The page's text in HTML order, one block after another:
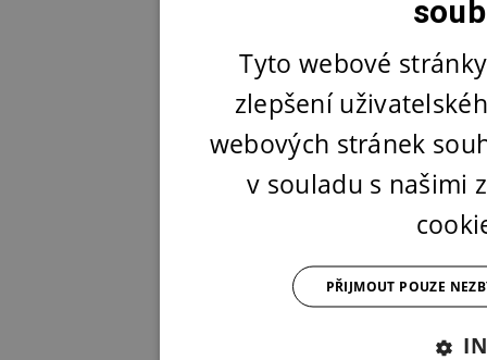
Tyto webové
zlepšení
webových stránek
v souladu s našimi
PŘIJMOUT POUZE